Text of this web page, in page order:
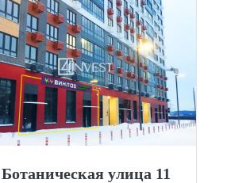
Ботаническая улица 11